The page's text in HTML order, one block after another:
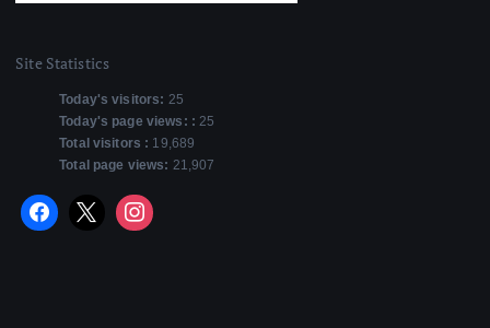
Site Statistics
Today's visitors: 25
Today's page views: : 25
Total visitors : 19,689
Total page views: 21,907